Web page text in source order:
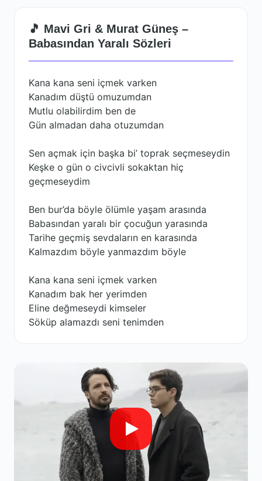
🎵 Mavi Gri & Murat Güneş –
Babasından Yaralı Sözleri
Kana kana seni içmek varken
Kanadım düştü omuzumdan
Mutlu olabilirdim ben de
Gün almadan daha otuzumdan
Sen açmak için başka bi’ toprak seçmeseydin
Keşke o gün o civcivli sokaktan hiç
geçmeseydim
Ben bur’da böyle ölümle yaşam arasında
Babasından yaralı bir çocuğun yarasında
Tarihe geçmiş sevdaların en karasında
Kalmazdım böyle yanmazdım böyle
Kana kana seni içmek varken
Kanadım bak her yerimden
Eline değmeseydi kimseler
Söküp alamazdı seni tenimden